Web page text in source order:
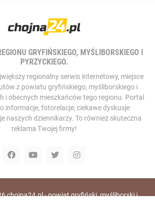
GRYFIŃSKIEGO, MYŚLIBORSKIEGO I
PYRZYCKIEGO.
regionalny serwis internetowy, miejsce
z powiatu gryfińskiego, myśliborskiego i
i obecnych mieszkańców tego regionu. Portal
informacje, fotorelacje, ciekawe dyskusje
naszych dziennikarzy. To również skuteczna
reklama Twojej firmy!
chojna24.pl - powiat gryfiński, myśliborski i